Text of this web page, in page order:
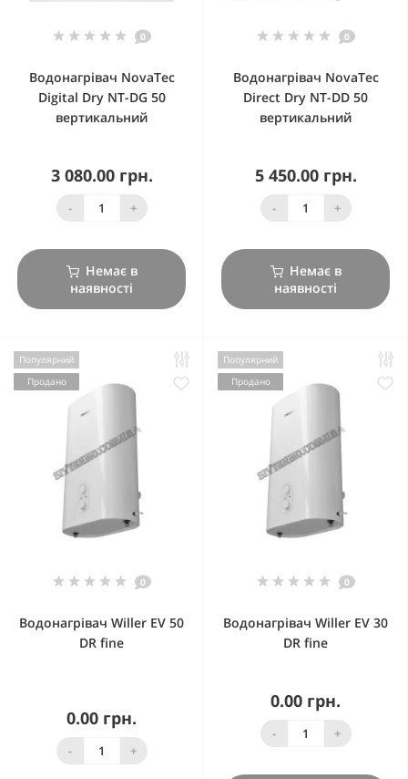
0
Водонагрівач NovaTec
Digital Dry NT-DG 50
вертикальний
3 080.00 грн.
- +
Немає в
наявності
0
Водонагрівач NovaTec
Direct Dry NT-DD 50
вертикальний
5 450.00 грн.
- +
Немає в
наявності
Популярний
Продано
0
Водонагрівач Willer EV 50
DR fine
0.00 грн.
- +
Популярний
Продано
0
Водонагрівач Willer EV 30
DR fine
0.00 грн.
- +